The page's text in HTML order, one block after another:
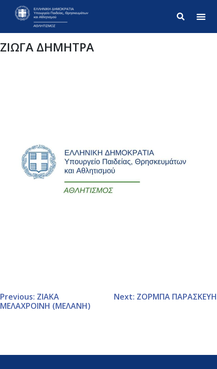
ΖΙΩΓΑ ΔΗΜΗΤΡΑ
Previous: ΖΙΑΚΑ
ΜΕΛΑΧΡΟΙΝΗ (ΜΕΛΑΝΗ)
Next: ΖΟΡΜΠΑ ΠΑΡΑΣΚΕΥΗ